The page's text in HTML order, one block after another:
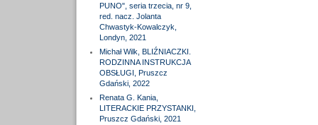
PUNO", seria trzecia, nr 9,
red. nacz. Jolanta
Chwastyk-Kowalczyk,
Londyn, 2021
Michał Wilk, BLIŹNIACZKI.
RODZINNA INSTRUKCJA
OBSŁUGI, Pruszcz
Gdański, 2022
Renata G. Kania,
LITERACKIE PRZYSTANKI,
Pruszcz Gdański, 2021